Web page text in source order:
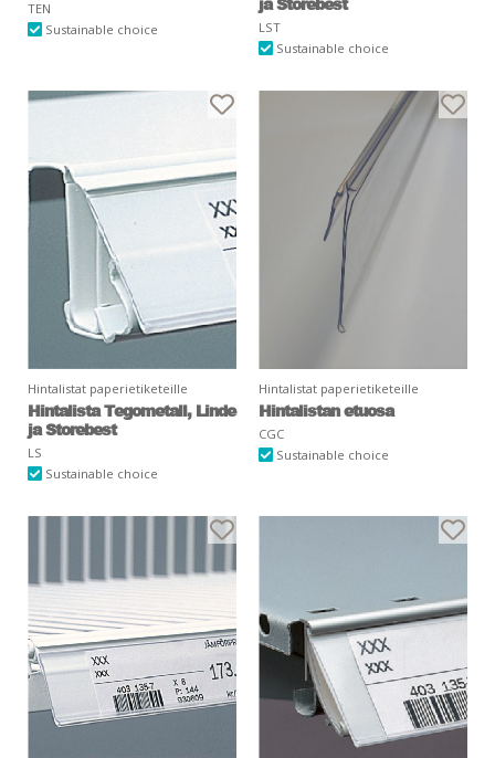
TEN
Sustainable choice
LST
Sustainable choice
Hintalistat paperietiketeille
Hintalista Tegometall, Linde
ja Storebest
LS
Sustainable choice
Hintalistat paperietiketeille
Hintalistan etuosa
CGC
Sustainable choice